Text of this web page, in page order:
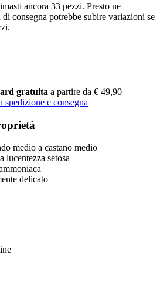
ancora 33 pezzi. Presto ne
consegna potrebbe subire variazioni se
gratuita a partire da € 49,90
e consegna
medio a castano medio
lucentezza setosa
delicato